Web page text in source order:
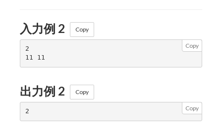
入力例 2 Copy
Copy
2
出力例 2 Copy
Copy